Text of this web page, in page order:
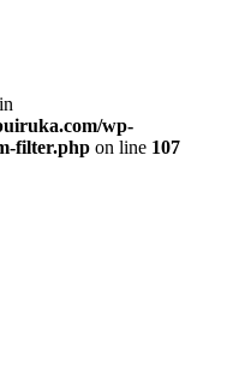
wp-
filter.php on line 107